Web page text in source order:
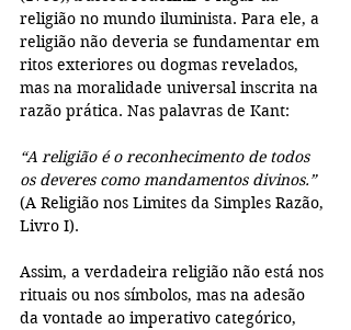
religião no mundo iluminista. Para ele, a
religião não deveria se fundamentar em
ritos exteriores ou dogmas revelados,
mas na moralidade universal inscrita na
razão prática. Nas palavras de Kant:
“A religião é o reconhecimento de todos
os deveres como mandamentos divinos.”
(A Religião nos Limites da Simples Razão,
Livro I).
Assim, a verdadeira religião não está nos
rituais ou nos símbolos, mas na adesão
da vontade ao imperativo categórico,